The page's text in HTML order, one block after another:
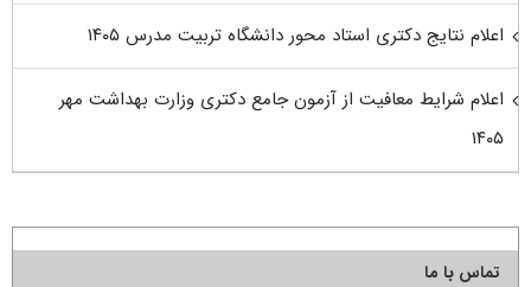
اعلام نتایج دکتری استاد محور دانشگاه تربیت مدرس ۱۴۰۵
اعلام شرایط معافیت از آزمون جامع دکتری وزارت بهداشت مهر
۱۴۰۵
تماس با ما